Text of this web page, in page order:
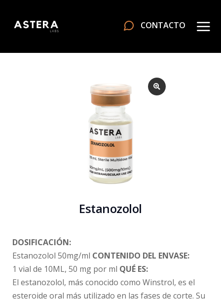
CONTACTO
Estanozolol
DOSIFICACIÓN:
Estanozolol 50mg/ml CONTENIDO DEL ENVASE:
1 vial de 10ML, 50 mg por ml QUÉ ES:
El estanozolol, más conocido como Winstrol, es el
esteroide oral más utilizado en las fases de corte. Su